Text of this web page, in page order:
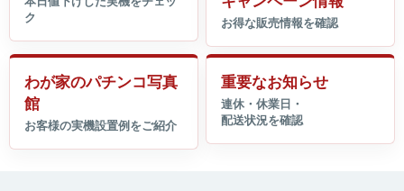
わが家のパチンコ写真
館
重要なお知らせ